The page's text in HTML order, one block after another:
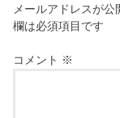
メールアドレスが公
欄は必須項目です
コメント ※